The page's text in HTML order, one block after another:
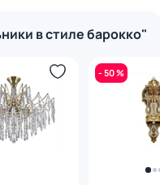
в стиле барокко"
- 50 %